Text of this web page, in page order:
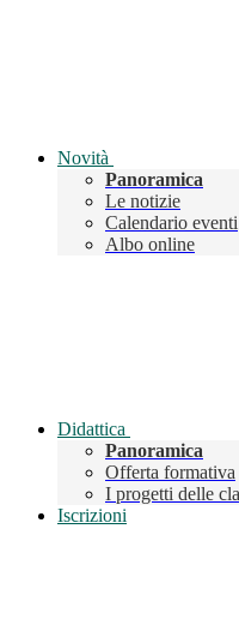
Novità
Panoramica
Le notizie
Calendario eventi
Albo online
Didattica
Panoramica
Offerta formativa
I progetti delle
Iscrizioni